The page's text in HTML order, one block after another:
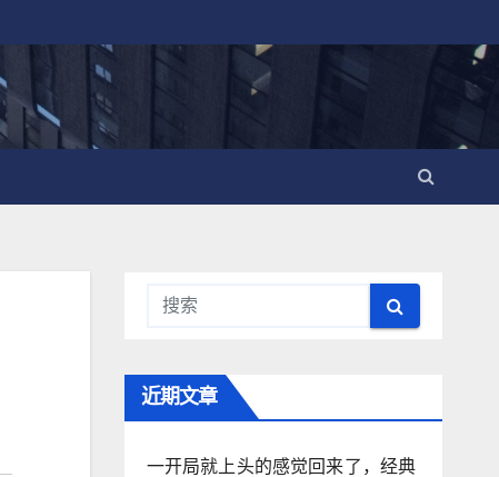
近期文章
一开局就上头的感觉回来了，经典